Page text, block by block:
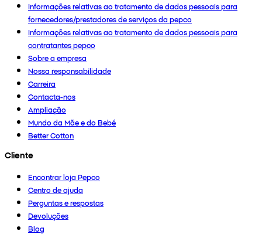
Informações relativas ao tratamento de dados pessoais para
fornecedores/prestadores de serviços da pepco
Informações relativas ao tratamento de dados pessoais para
contratantes pepco
Sobre a empresa
Nossa responsabilidade
Carreira
Contacta-nos
Ampliação
Mundo da Mãe e do Bebé
Better Cotton
Cliente
Encontrar loja Pepco
Centro de ajuda
Perguntas e respostas
Devoluções
Blog